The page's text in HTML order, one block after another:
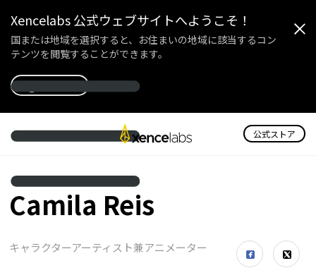
Xencelabs 公式ウェブサイトへようこそ！
国または地域を選択すると、お住まいの地域に該当するコン
テンツを閲覧することができます。
公式ストア
Camila Reis
キャラクターアーティスト兼アニメーター